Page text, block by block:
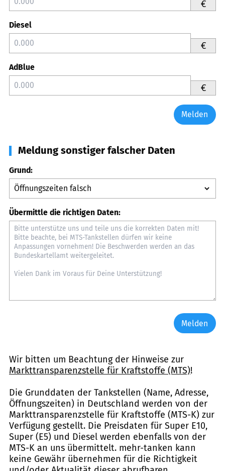
€
Diesel
€
AdBlue
€
Melden
Meldung sonstiger falscher Daten
Grund:
Übermittle die richtigen Daten:
Melden
Wir bitten um Beachtung der Hinweise zur
Markttransparenzstelle für Kraftstoffe (MTS)!
Die Grunddaten der Tankstellen (Name, Adresse,
Öffnungszeiten) in Deutschland werden von der
Markttransparenzstelle für Kraftstoffe (MTS-K) zur
Verfügung gestellt. Die Preisdaten für Super E10,
Super (E5) und Diesel werden ebenfalls von der
MTS-K an uns übermittelt. mehr-tanken kann
keine Gewähr übernehmen für die Richtigkeit